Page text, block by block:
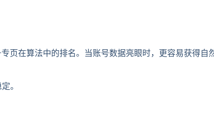
页在算法中的排名。当账号数据亮眼时，更容易获得自
。